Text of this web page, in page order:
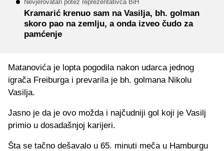
Nevjerovatan potez reprezentativca BiH
Kramarić krenuo sam na Vasilja, bh. golman
skoro pao na zemlju, a onda izveo čudo za
pamćenje
Matanovića je lopta pogodila nakon udarca jednog
igrača Freiburga i prevarila je bh. golmana Nikolu
Vasilja.
Jasno je da je ovo možda i najčudniji gol koji je Vasilj
primio u dosadašnjoj karijeri.
Šta se tačno dešavalo u 65. minuti meča u Hamburgu